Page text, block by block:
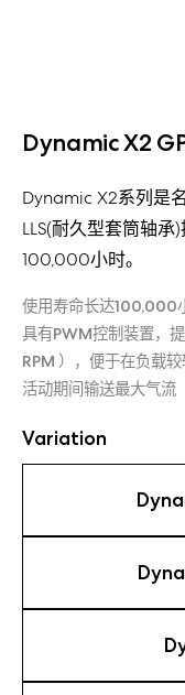
Dynamic X2
Dynamic X2系列是
LLS(耐久型套筒轴
100,000小时。
使用寿命长达100,000
具有PWM控制装置，
RPM ），便于在负载
活动期间输送最大气流
Variation